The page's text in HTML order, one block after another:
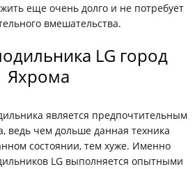
еще очень долго и не потребует
вмешательства.
LG город
Яхрома
является предпочтительным
ведь чем дольше данная техника
состоянии, тем хуже. Именно
LG выполняется опытными